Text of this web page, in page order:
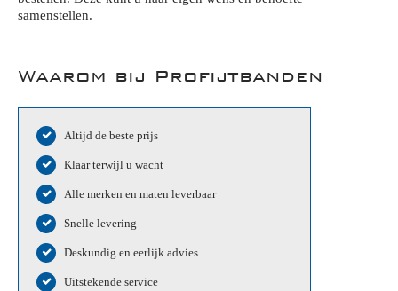
samenstellen.
Waarom bij Profijtbanden
Altijd de beste prijs
Klaar terwijl u wacht
Alle merken en maten leverbaar
Snelle levering
Deskundig en eerlijk advies
Uitstekende service